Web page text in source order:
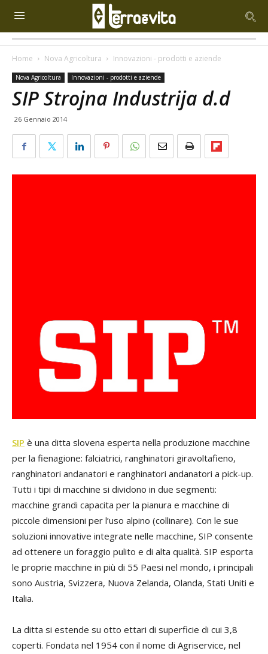
Home Nova Agricoltura Innovazioni - prodotti e aziende
Nova Agricoltura Innovazioni - prodotti e aziende
SIP Strojna Industrija d.d
26 Gennaio 2014
SIP è una ditta slovena esperta nella produzione macchine
per la fienagione: falciatrici, ranghinatori giravoltafieno,
ranghinatori andanatori e ranghinatori andanatori a pick-up.
Tutti i tipi di macchine si dividono in due segmenti:
macchine grandi capacita per la pianura e macchine di
piccole dimensioni per l’uso alpino (collinare). Con le sue
soluzioni innovative integrate nelle macchine, SIP consente
ad ottenere un foraggio pulito e di alta qualità. SIP esporta
le proprie macchine in più di 55 Paesi nel mondo, i principali
sono Austria, Svizzera, Nuova Zelanda, Olanda, Stati Uniti e
Italia.
La ditta si estende su otto ettari di superficie di cui 3,8
coperti. Fondata nel 1954 con il nome di Agriservice, nel